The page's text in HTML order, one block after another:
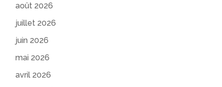
août 2026
juillet 2026
juin 2026
mai 2026
avril 2026